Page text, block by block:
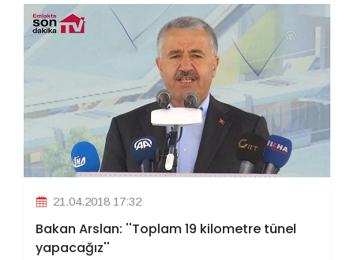
21.04.2018 17:32
Bakan Arslan: ''Toplam 19 kilometre tünel
yapacağız''